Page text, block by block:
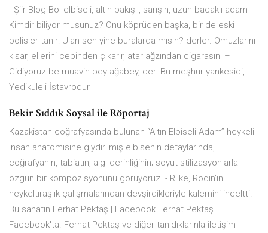
- Şiir Blog Bol elbiseli, altın bakışlı, sarışın, uzun bacaklı adam
Kimdir biliyor musunuz? Onu köprüden başka, bir de eski
polisler tanır:-Ulan sen yine buralarda mısın? derler. Omuzlarını
kısar, ellerini cebinden çıkarır, atar ağzından cigarasını –
Gidiyoruz be muavin bey ağabey, der. Bu meşhur yankesici,
Yedikuleli İstavrodur
Bekir Sıddık Soysal ile Röportaj
Kazakistan coğrafyasında bulunan “Altın Elbiseli Adam” heykeli
insan anatomisine giydirilmiş elbisenin detaylarında,
coğrafyanın, tabiatın, algı derinliğinin; soyut stilizasyonlarla
özgün bir kompozisyonunu görüyoruz. - Rilke, Rodin’in
heykeltıraşlık çalışmalarından devşirdikleriyle kalemini inceltti.
Bu sanatın Ferhat Pektaş | Facebook Ferhat Pektaş
Facebook'ta. Ferhat Pektaş ve diğer tanıdıklarınla iletişim